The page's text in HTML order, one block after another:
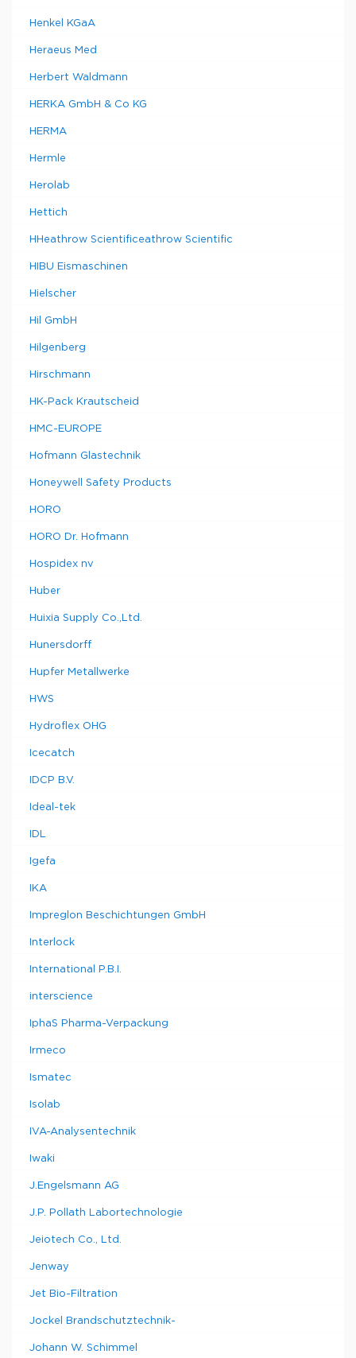
Henkel KGaA
Heraeus Med
Herbert Waldmann
HERKA GmbH & Co KG
HERMA
Hermle
Herolab
Hettich
HHeathrow Scientificeathrow Scientific
HIBU Eismaschinen
Hielscher
Hil GmbH
Hilgenberg
Hirschmann
HK-Pack Krautscheid
HMC-EUROPE
Hofmann Glastechnik
Honeywell Safety Products
HORO
HORO Dr. Hofmann
Hospidex nv
Huber
Huixia Supply Co.,Ltd.
Hunersdorff
Hupfer Metallwerke
HWS
Hydroflex OHG
Icecatch
IDCP B.V.
Ideal-tek
IDL
Igefa
IKA
Impreglon Beschichtungen GmbH
Interlock
International P.B.I.
interscience
IphaS Pharma-Verpackung
Irmeco
Ismatec
Isolab
IVA-Analysentechnik
Iwaki
J.Engelsmann AG
J.P. Pollath Labortechnologie
Jeiotech Co., Ltd.
Jenway
Jet Bio-Filtration
Jockel Brandschutztechnik-
Johann W. Schimmel